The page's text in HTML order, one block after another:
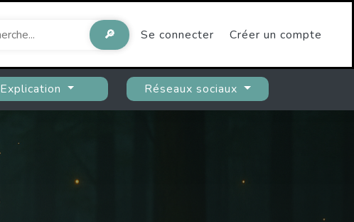
🔎 Se connecter Créer un compte
Explication Réseaux sociaux